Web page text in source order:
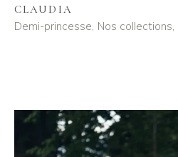
CLAUDIA
Demi-princesse Nos collections